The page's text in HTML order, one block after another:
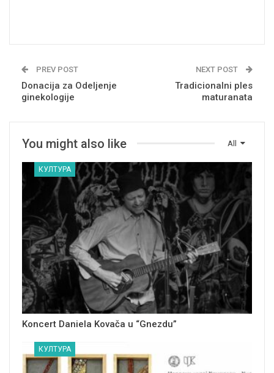
PREV POST
Donacija za Odeljenje
ginekologije
NEXT POST
Tradicionalni ples
maturanata
All
You might also like
КУЛТУРА
Koncert Daniela Kovača u “Gnezdu”
КУЛТУРА